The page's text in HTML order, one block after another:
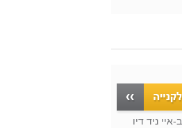
ב-איי ניד דיו